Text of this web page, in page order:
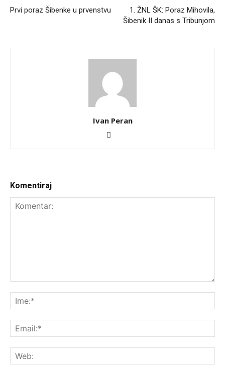
Prvi poraz Šibenke u prvenstvu
1. ŽNL ŠK: Poraz Mihovila,
Šibenik II danas s Tribunjom
Ivan Peran
Komentiraj